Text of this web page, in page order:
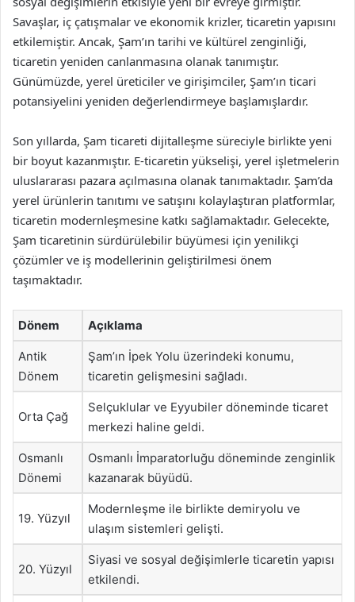
Savaşlar, iç çatışmalar ve ekonomik krizler, ticaretin yapısını
etkilemiştir. Ancak, Şam’ın tarihi ve kültürel zenginliği,
ticaretin yeniden canlanmasına olanak tanımıştır.
Günümüzde, yerel üreticiler ve girişimciler, Şam’ın ticari
potansiyelini yeniden değerlendirmeye başlamışlardır.
Son yıllarda, Şam ticareti dijitalleşme süreciyle birlikte yeni
bir boyut kazanmıştır. E-ticaretin yükselişi, yerel işletmelerin
uluslararası pazara açılmasına olanak tanımaktadır. Şam’da
yerel ürünlerin tanıtımı ve satışını kolaylaştıran platformlar,
ticaretin modernleşmesine katkı sağlamaktadır. Gelecekte,
Şam ticaretinin sürdürülebilir büyümesi için yenilikçi
çözümler ve iş modellerinin geliştirilmesi önem
taşımaktadır.
Dönem Açıklama
Antik
Dönem
Şam’ın İpek Yolu üzerindeki konumu,
ticaretin gelişmesini sağladı.
Orta Çağ
Selçuklular ve Eyyubiler döneminde ticaret
merkezi haline geldi.
Osmanlı
Dönemi
Osmanlı İmparatorluğu döneminde zenginlik
kazanarak büyüdü.
19. Yüzyıl
Modernleşme ile birlikte demiryolu ve
ulaşım sistemleri gelişti.
20. Yüzyıl
Siyasi ve sosyal değişimlerle ticaretin yapısı
etkilendi.